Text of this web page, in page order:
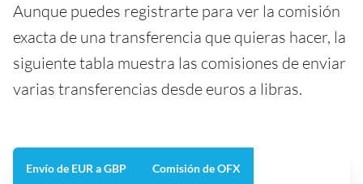
Aunque puedes registrarte para ver la comisión
exacta de una transferencia que quieras hacer, la
siguiente tabla muestra las comisiones de enviar
varias transferencias desde euros a libras.
Envío de EUR a GBP Comisión de OFX